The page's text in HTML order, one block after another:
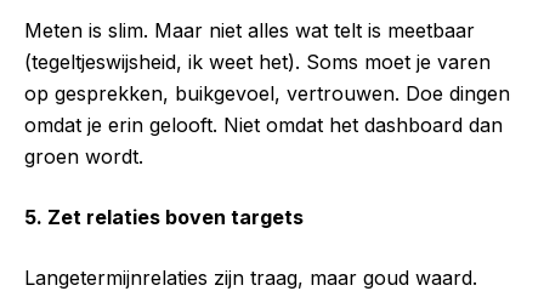
Meten is slim. Maar niet alles wat telt is meetbaar
(tegeltjeswijsheid, ik weet het). Soms moet je varen
op gesprekken, buikgevoel, vertrouwen. Doe dingen
omdat je erin gelooft. Niet omdat het dashboard dan
groen wordt.
5. Zet relaties boven targets
Langetermijnrelaties zijn traag, maar goud waard.